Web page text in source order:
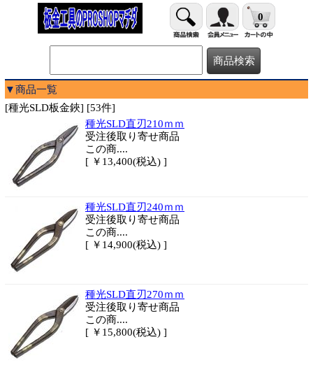
0
▼商品一覧
[種光SLD板金鋏] [53件]
種光SLD直刃210ｍｍ
受注後取り寄せ商品
この商....
[ ￥13,400(税込) ]
種光SLD直刃240ｍｍ
受注後取り寄せ商品
この商....
[ ￥14,900(税込) ]
種光SLD直刃270ｍｍ
受注後取り寄せ商品
この商....
[ ￥15,800(税込) ]